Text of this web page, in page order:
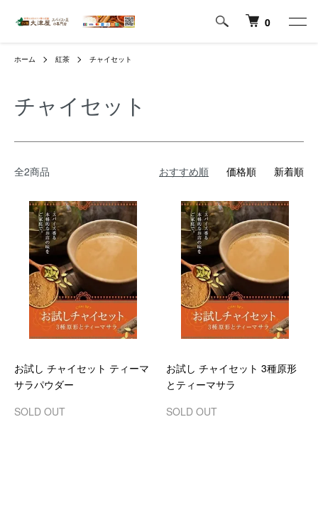
0
ホーム 紅茶 チャイセット
チャイセット
全2商品 おすすめ順 価格順 新着順
お試し チャイセット ティーマ
サラパウダー
SOLD OUT
お試し チャイセット 3種原形
とティーマサラ
SOLD OUT